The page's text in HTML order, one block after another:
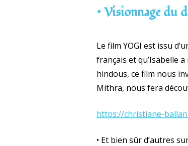
• Visionnage du
Le film YOGI est issu
français et qu’Isabelle
hindous, ce film nous
Mithra, nous fera
https://christiane-
• Et bien sûr d’autres